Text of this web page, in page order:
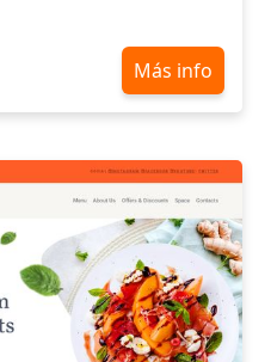
Más info